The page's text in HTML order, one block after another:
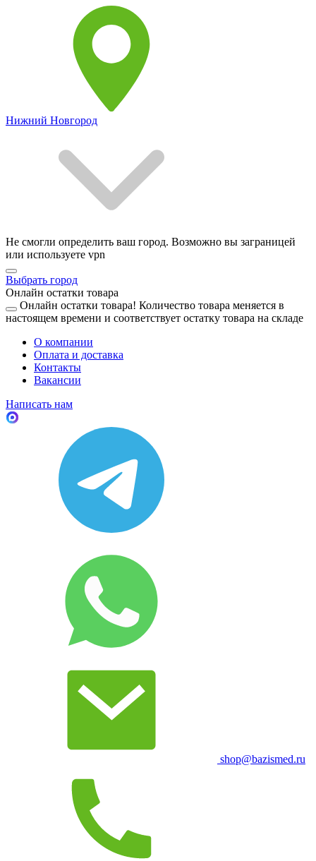
Нижний Новгород
Не смогли определить ваш город. Возможно вы заграницей
или используете vpn
Выбрать город
Онлайн остатки товара
Онлайн остатки товара! Количество товара меняется в
настоящем времени и соответствует остатку товара на складе
О компании
Оплата и доставка
Контакты
Вакансии
Написать нам
shop@bazismed.ru